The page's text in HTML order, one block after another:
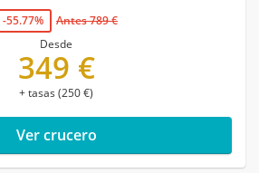
-55.77%
Antes 789 €
Desde
349 €
+ tasas (250 €)
Ver crucero